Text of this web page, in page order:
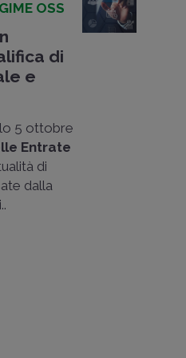
OSS
di
e
5 ottobre
Entrate
di
dalla